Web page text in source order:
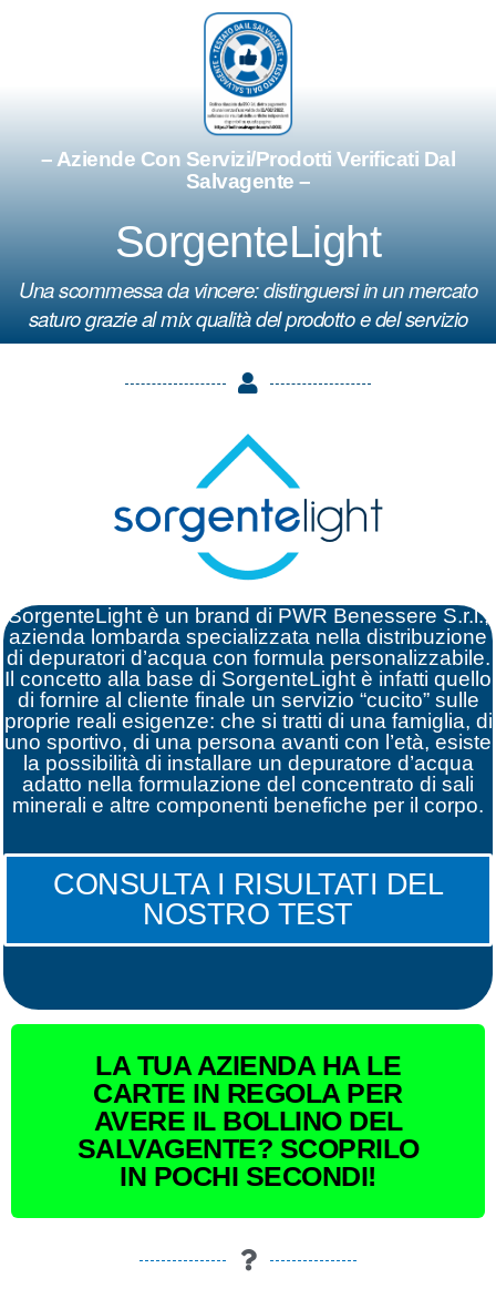
– Aziende Con Servizi/Prodotti Verificati Dal
Salvagente –
SorgenteLight
Una scommessa da vincere: distinguersi in un mercato
saturo grazie al mix qualità del prodotto e del servizio
SorgenteLight è un brand di PWR Benessere S.r.l.,
azienda lombarda specializzata nella distribuzione
di depuratori d’acqua con formula personalizzabile.
Il concetto alla base di SorgenteLight è infatti quello
di fornire al cliente finale un servizio “cucito” sulle
proprie reali esigenze: che si tratti di una famiglia, di
uno sportivo, di una persona avanti con l’età, esiste
la possibilità di installare un depuratore d’acqua
adatto nella formulazione del concentrato di sali
minerali e altre componenti benefiche per il corpo.
CONSULTA I RISULTATI DEL
NOSTRO TEST
LA TUA AZIENDA HA LE
CARTE IN REGOLA PER
AVERE IL BOLLINO DEL
SALVAGENTE? SCOPRILO
IN POCHI SECONDI!